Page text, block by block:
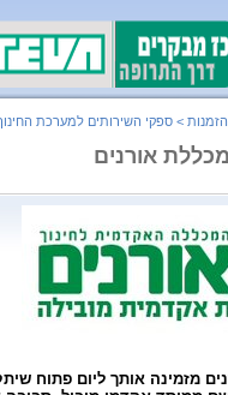
> ספקי השירותים למערכת
אורנים
אותך ליום פתוח שיתקיים ביום שישי,